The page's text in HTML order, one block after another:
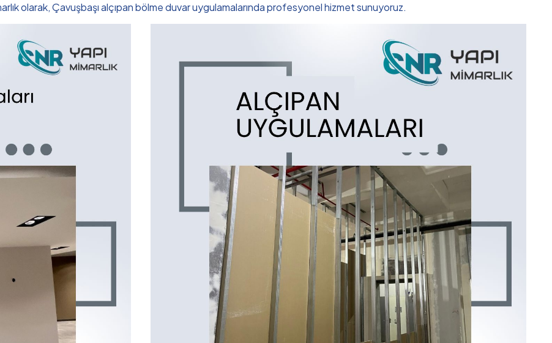
olarak, Çavuşbaşı alçıpan bölme duvar uygulamalarında profesyonel hizmet sunuyoruz.